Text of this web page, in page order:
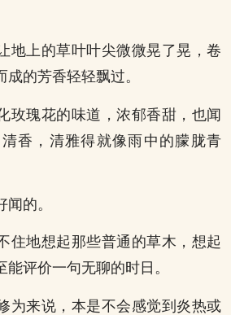
地上的草叶叶尖微微晃了晃，卷
的芳香轻轻飘过。
玫瑰花的味道，浓郁香甜，也闻
香，清雅得就像雨中的朦胧青
的。
住地想起那些普通的草木，想起
评价一句无聊的时日。
为来说，本是不会感觉到炎热或